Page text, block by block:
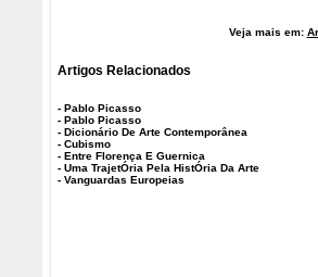
Veja mais em:
Artigos Relacionados
- Pablo Picasso
- Pablo Picasso
- Dicionário De Arte Contemporânea
- Cubismo
- Entre Florença E Guernica
- Uma TrajetÓria Pela HistÓria Da Arte
- Vanguardas Europeias